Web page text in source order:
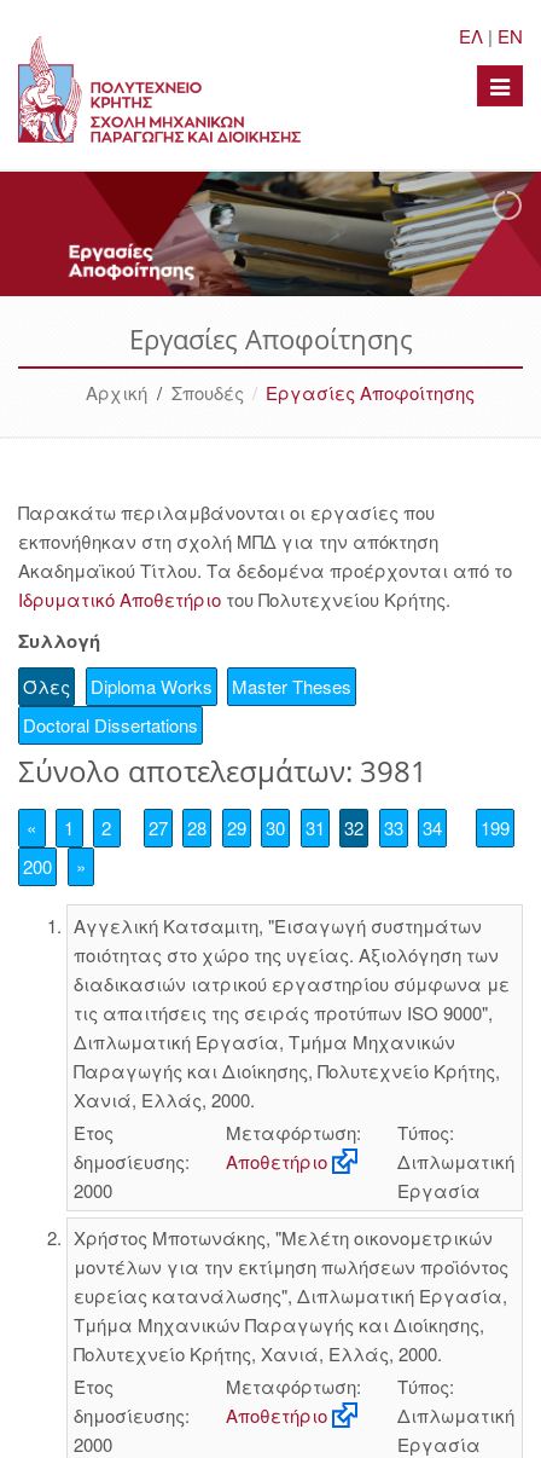
ΕΛ | EN
Toggle
Εργασίες Αποφοίτησης
Αρχική/ Σπουδές Εργασίες Αποφοίτησης
Παρακάτω περιλαμβάνονται οι εργασίες που
εκπονήθηκαν στη σχολή ΜΠΔ για την απόκτηση
Ακαδημαϊκού Τίτλου. Τα δεδομένα προέρχονται από το
Ιδρυματικό Αποθετήριο του Πολυτεχνείου Κρήτης.
Συλλογή
Όλες Diploma Works
Master Theses
Doctoral Dissertations
Σύνολο αποτελεσμάτων: 3981
« 1 2 27 28 29 30 31 32 33 34
199
200
»
Αγγελική Κατσαµιτη, "Εισαγωγή συστημάτων
ποιότητας στο χώρο της υγείας. Αξιολόγηση των
διαδικασιών ιατρικού εργαστηρίου σύμφωνα με
τις απαιτήσεις της σειράς προτύπων ISO 9000",
Διπλωματική Εργασία, Τμήμα Μηχανικών
Παραγωγής και Διοίκησης, Πολυτεχνείο Κρήτης,
Χανιά, Ελλάς, 2000.
Έτος
δημοσίευσης:
2000
Μεταφόρτωση:
Αποθετήριο
Τύπος:
Διπλωματική
Εργασία
Χρήστος Μποτωνάκης, "Μελέτη οικονομετρικών
μοντέλων για την εκτίμηση πωλήσεων προϊόντος
ευρείας κατανάλωσης", Διπλωματική Εργασία,
Τμήμα Μηχανικών Παραγωγής και Διοίκησης,
Πολυτεχνείο Κρήτης, Χανιά, Ελλάς, 2000.
Έτος
δημοσίευσης:
2000
Μεταφόρτωση:
Αποθετήριο
Τύπος:
Διπλωματική
Εργασία